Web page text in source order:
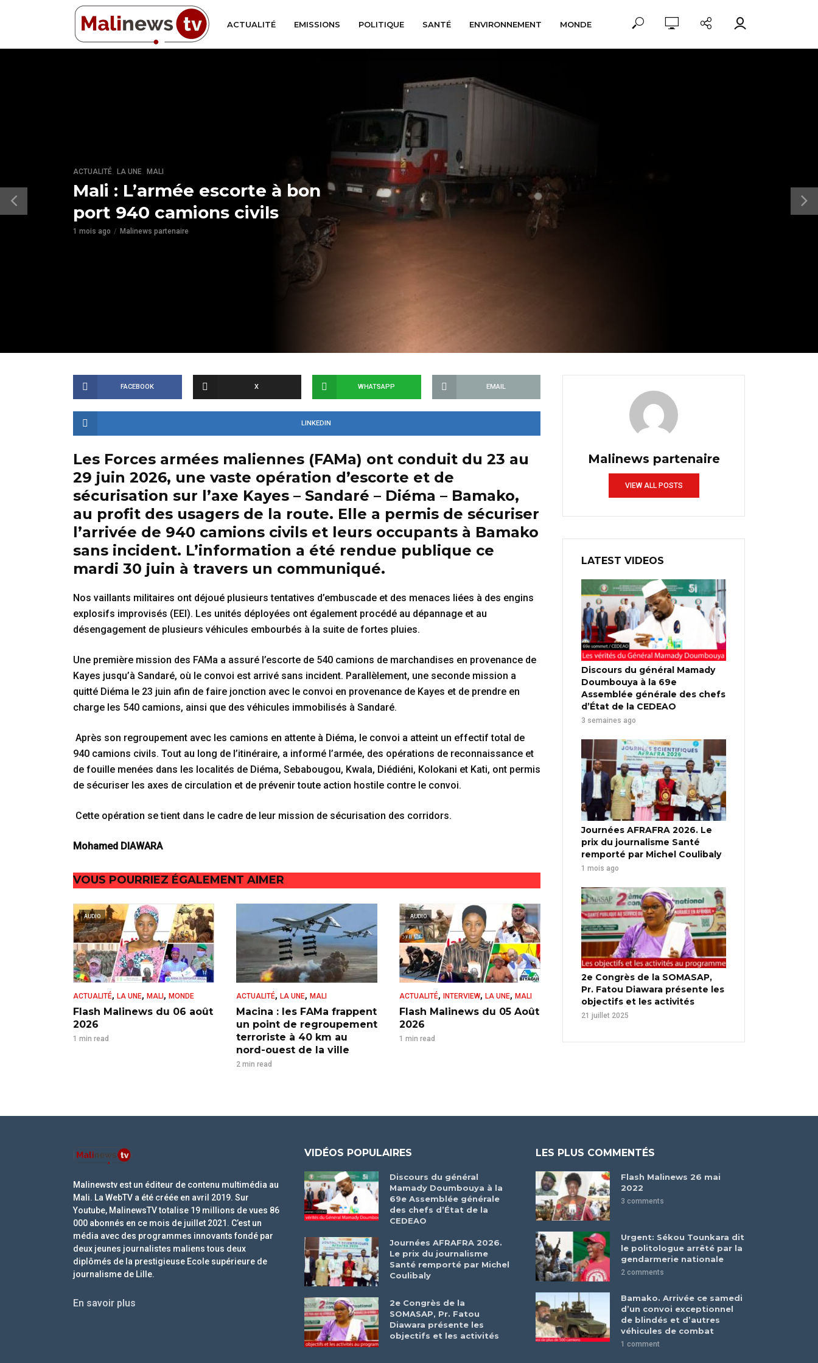
ACTUALITÉ EMISSIONS POLITIQUE SANTÉ ENVIRONNEMENT MONDE
ACTUALITÉ LA UNE MALI
Mali : L’armée escorte à bon
port 940 camions civils
1 mois ago Malinews partenaire
FACEBOOK X WHATSAPP EMAIL
LINKEDIN
Les Forces armées maliennes (FAMa) ont conduit du 23 au
29 juin 2026, une vaste opération d’escorte et de
sécurisation sur l’axe Kayes – Sandaré – Diéma – Bamako,
au profit des usagers de la route. Elle a permis de sécuriser
l’arrivée de 940 camions civils et leurs occupants à Bamako
sans incident. L’information a été rendue publique ce
mardi 30 juin à travers un communiqué.
Nos vaillants militaires ont déjoué plusieurs tentatives d’embuscade et des menaces liées à des engins
explosifs improvisés (EEI). Les unités déployées ont également procédé au dépannage et au
désengagement de plusieurs véhicules embourbés à la suite de fortes pluies.
Une première mission des FAMa a assuré l’escorte de 540 camions de marchandises en provenance de
Kayes jusqu’à Sandaré, où le convoi est arrivé sans incident. Parallèlement, une seconde mission a
quitté Diéma le 23 juin afin de faire jonction avec le convoi en provenance de Kayes et de prendre en
charge les 540 camions, ainsi que des véhicules immobilisés à Sandaré.
Après son regroupement avec les camions en attente à Diéma, le convoi a atteint un effectif total de
940 camions civils. Tout au long de l’itinéraire, a informé l’armée, des opérations de reconnaissance et
de fouille menées dans les localités de Diéma, Sebabougou, Kwala, Diédiéni, Kolokani et Kati, ont permis
de sécuriser les axes de circulation et de prévenir toute action hostile contre le convoi.
Cette opération se tient dans le cadre de leur mission de sécurisation des corridors.
Mohamed DIAWARA
VOUS POURRIEZ ÉGALEMENT AIMER
AUDIO
ACTUALITÉ, LA UNE, MALI , MONDE
Flash Malinews du 06 août
2026
1 min read
ACTUALITÉ, LA UNE, MALI
Macina : les FAMa frappent
un point de regroupement
terroriste à 40 km au
nord-ouest de la ville
2 min read
AUDIO
ACTUALITÉ, INTERVIEW, LA UNE, MALI
Flash Malinews du 05 Août
2026
1 min read
Malinews partenaire
VIEW ALL POSTS
LATEST VIDEOS
Discours du général Mamady
Doumbouya à la 69e
Assemblée générale des chefs
d’État de la CEDEAO
3 semaines ago
Journées AFRAFRA 2026. Le
prix du journalisme Santé
remporté par Michel Coulibaly
1 mois ago
2e Congrès de la SOMASAP,
Pr. Fatou Diawara présente les
objectifs et les activités
21 juillet 2025
Malinewstv est un éditeur de contenu multimédia au
Mali. La WebTV a été créée en avril 2019. Sur
Youtube, MalinewsTV totalise 19 millions de vues 86
000 abonnés en ce mois de juillet 2021. C’est un
média avec des programmes innovants fondé par
deux jeunes journalistes maliens tous deux
diplômés de la prestigieuse Ecole supérieure de
journalisme de Lille.
En savoir plus
VIDÉOS POPULAIRES
Discours du général
Mamady Doumbouya à la
69e Assemblée générale
des chefs d’État de la
CEDEAO
Journées AFRAFRA 2026.
Le prix du journalisme
Santé remporté par Michel
Coulibaly
2e Congrès de la
SOMASAP, Pr. Fatou
Diawara présente les
objectifs et les activités
LES PLUS COMMENTÉS
Flash Malinews 26 mai
2022
3 comments
Urgent: Sékou Tounkara dit
le politologue arrêté par la
gendarmerie nationale
2 comments
Bamako. Arrivée ce samedi
d’un convoi exceptionnel
de blindés et d’autres
véhicules de combat
1 comment